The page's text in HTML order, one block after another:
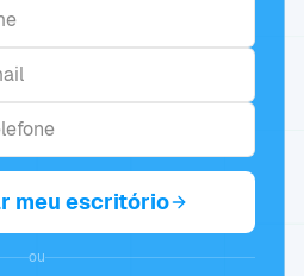
meu escritório
ou